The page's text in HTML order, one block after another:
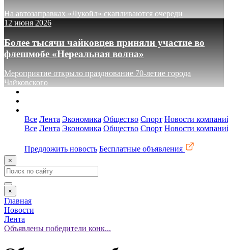
На автозаправках «Лукойл» скапливаются очереди
12 июня 2026
Более тысячи чайковцев приняли участие во
флешмобе «Нереальная волна»
Мероприятие открыло празднование 70-летие города
Чайковского
Все Лента Экономика Общество Спорт Новости
Все Лента Экономика Общество Спорт Новости
Предложить новость Бесплатные объявления
×
×
Главная
Новости
Лента
Объявлены победители конк...